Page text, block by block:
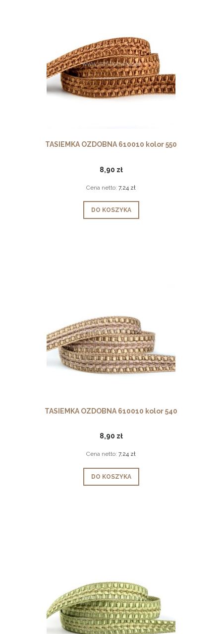
TASIEMKA OZDOBNA 610010 kolor 550
8,90 zł
Cena netto: 7,24 zł
DO KOSZYKA
TASIEMKA OZDOBNA 610010 kolor 540
8,90 zł
Cena netto: 7,24 zł
DO KOSZYKA